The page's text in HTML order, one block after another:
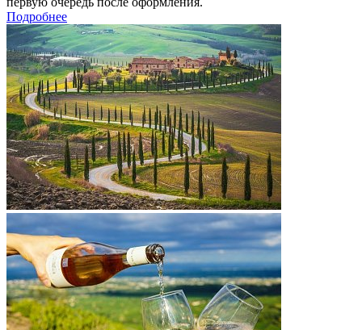
Подробнее